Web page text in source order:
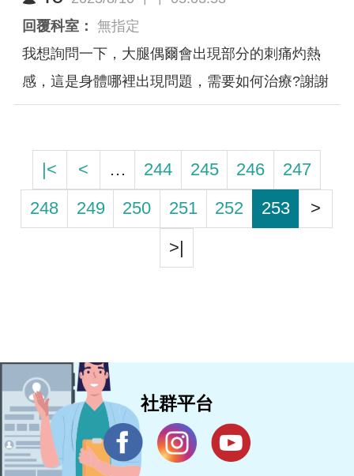
回覆科室： 無指定
我想詢問一下，大腿偶爾會出現部分的刺痛灼熱
感，這是身體哪裡出現問題，需要如何治療?謝謝
|< < … 244 245 246
247
248
249 250 251 252 253
>
>|
社群平台